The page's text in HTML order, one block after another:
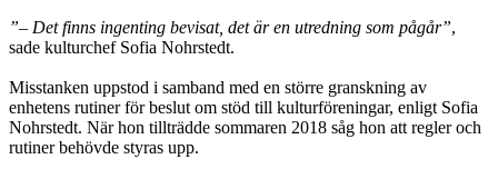
”– Det finns ingenting bevisat, det är en utredning som pågår”,
sade kultur­chef Sofia Nohrstedt.
Misstanken uppstod i samband med en större granskning av
enhetens rutiner för beslut om stöd till kulturföreningar, enligt Sofia
Nohrstedt. När hon tillträdde sommaren 2018 såg hon att regler och
rutiner behövde styras upp.